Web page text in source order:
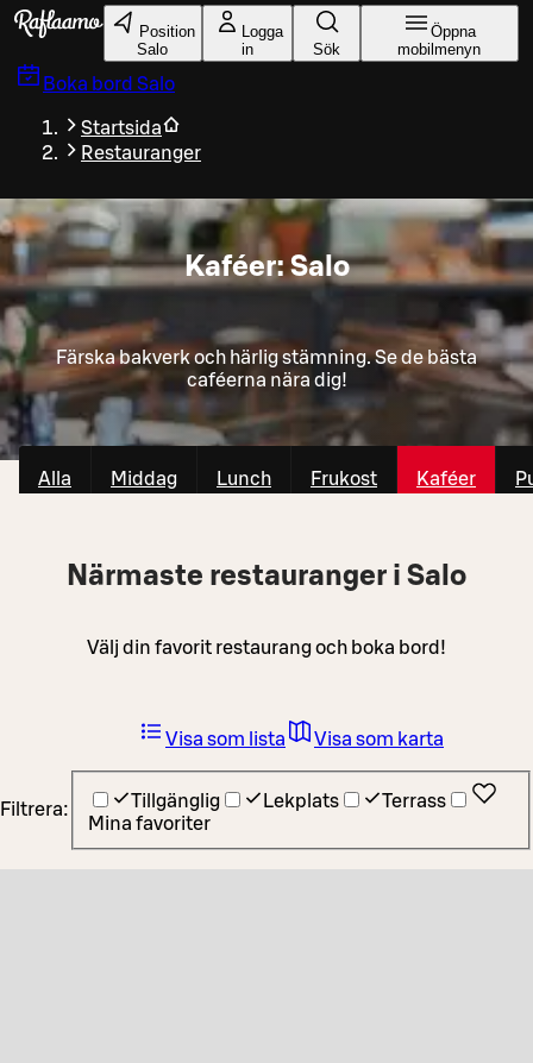
Gå till huvudinnehållet
Position
Salo
Logga
in
Sök
Öppna
mobilmenyn
Boka bord Salo
Startsida
Restauranger
Kaféer: Salo
Färska bakverk och härlig stämning. Se de bästa
caféerna nära dig!
Alla Middag Lunch Frukost Kaféer
Närmaste restauranger i Salo
Välj din favorit restaurang och boka bord!
Filtrera: Tillgänglig Lekplats
Terrass
Mina favoriter
Visa som lista Visa som karta